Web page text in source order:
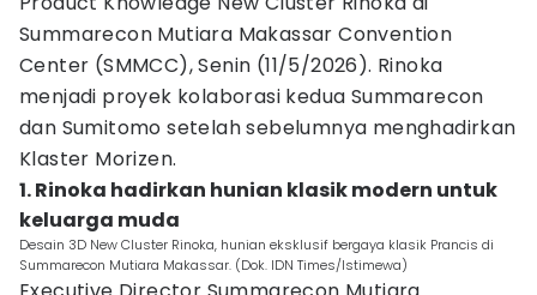
Summarecon Mutiara Makassar Convention
Center (SMMCC), Senin (11/5/2026). Rinoka
menjadi proyek kolaborasi kedua Summarecon
dan Sumitomo setelah sebelumnya menghadirkan
Klaster Morizen.
1. Rinoka hadirkan hunian klasik modern untuk
keluarga muda
Desain 3D New Cluster Rinoka, hunian eksklusif bergaya klasik Prancis di
Summarecon Mutiara Makassar. (Dok. IDN Times/Istimewa)